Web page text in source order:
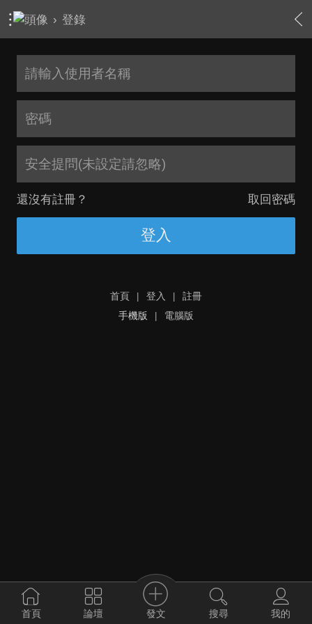
› 登錄
安全提問(未設定請忽略)
還沒有註冊？ 取回密碼
登入
首頁 | 登入 |
註冊
手機版
| 電腦版
首頁 論壇 發文 搜尋 我的